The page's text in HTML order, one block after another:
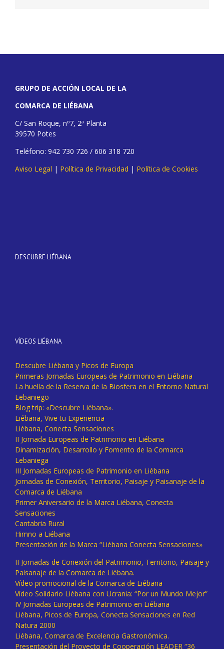
GRUPO DE ACCIÓN LOCAL DE LA
COMARCA DE LIÉBANA
C/ San Roque, nº7, 2ª Planta
39570 Potes
Teléfono: 942 730 726 / 606 318 720
Aviso Legal | Política de Privacidad | Política de Cookies
DESCUBRE LIÉBANA
VÍDEOS LIÉBANA
Descubre Liébana y Picos de Europa
Primeras Jornadas Europeas de Patrimonio en Liébana
La huella de la Reserva de la Biosfera en el Entorno Natural
Lebaniego
Blog trip: «Descubre Liébana».
Liébana, Vive tu Experiencia
Liébana, Conecta Sensaciones
II Jornada Europeas de Patrimonio en Liébana
Dinamización, Desarrollo y Fomento de la Comarca
Lebaniega
III Jornadas Europeas de Patrimonio en Liébana
Jornadas de Conexión, Territorio, Paisaje y Paisanaje de la
Comarca de Liébana
Primer Aniversario de la Marca Liébana, Conecta
Sensaciones
Cantabria Rural
Himno a Liébana
Presentación de la Marca “Liébana Conecta Sensaciones»
II Jornadas de Conexión del Patrimonio, Territorio, Paisaje y
Paisanaje de la Comarca de Liébana.
Vídeo promocional de la Comarca de Liébana
Vídeo Solidario Liébana con Ucrania: “Por un Mundo Mejor”
IV Jornadas Europeas de Patrimonio en Liébana
Liébana, Picos de Europa, Conecta Sensaciones en Red
Natura 2000
Liébana, Comarca de Excelencia Gastronómica.
Presentación del Proyecto de Cooperación LEADER “36